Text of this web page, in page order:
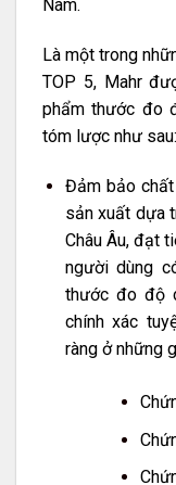
Nam.
Là một trong
TOP 5, Mahr
phẩm thước đo
tóm lược như sau:
Đảm bảo
sản xuất dựa
Châu Âu, đạt
người dùng
thước đo độ
chính xác
ràng ở những